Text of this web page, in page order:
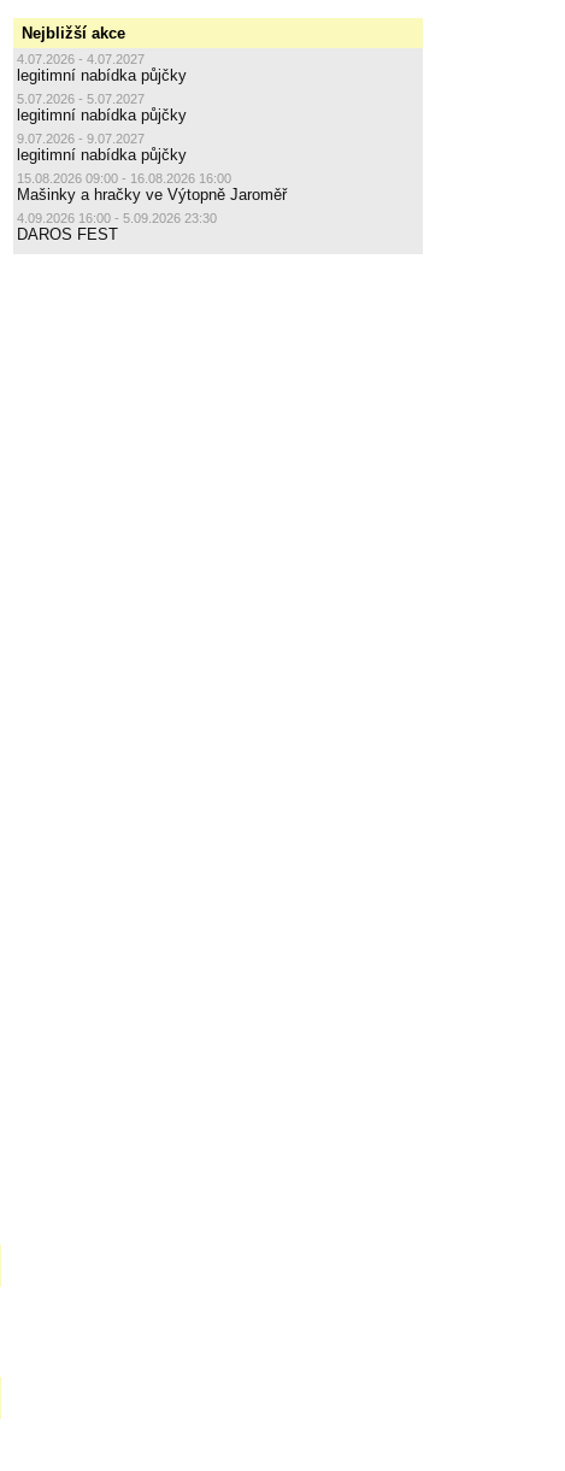
Nejbližší akce
4.07.2026 - 4.07.2027
legitimní nabídka půjčky
5.07.2026 - 5.07.2027
legitimní nabídka půjčky
9.07.2026 - 9.07.2027
legitimní nabídka půjčky
15.08.2026 09:00 - 16.08.2026 16:00
Mašinky a hračky ve Výtopně Jaroměř
4.09.2026 16:00 - 5.09.2026 23:30
DAROS FEST